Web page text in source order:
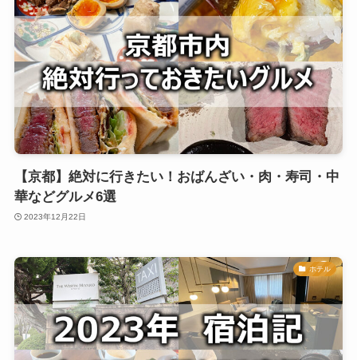
【京都】絶対に行きたい！おばんざい・肉・寿司・中
華などグルメ6選
2023年12月22日
ホテル